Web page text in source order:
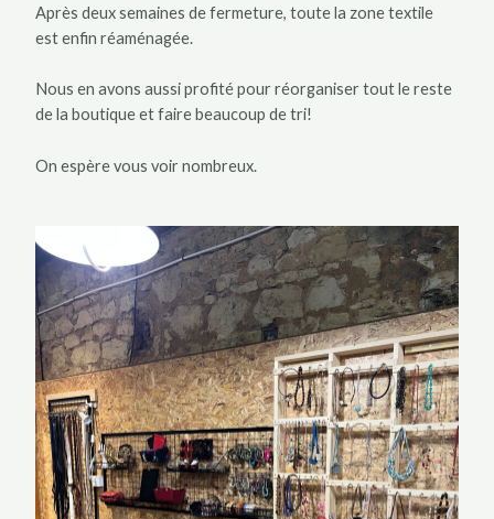
Après deux semaines de fermeture, toute la zone textile
est enfin réaménagée.
Nous en avons aussi profité pour réorganiser tout le reste
de la boutique et faire beaucoup de tri!
On espère vous voir nombreux.